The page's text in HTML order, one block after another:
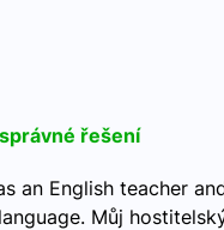
řešení
an English teacher
Můj